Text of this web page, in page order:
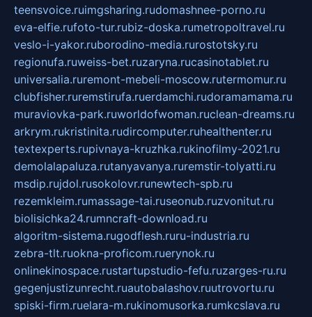
teensvoice.ruimgsharing.rudomashnee-porno.ru
eva-elfie.rufoto-tur.rubiz-doska.rumetropoltravel.ru
veslo-i-yakor.ruborodino-media.rurostotsky.ru
regionufa.ruweiss-bet.ruzaryna.rucasinotablet.ru
universalia.ruremont-mebeli-moscow.rutermomur.ru
clubfisher.ruremstirufa.ruerdamchi.rudoramamama.ru
muraviovka-park.ruworldofwoman.ruclean-dreams.ru
arkrym.rukristinita.rudircomputer.ruhealthenter.ru
textexperts.rupivnaya-kruzhka.rukinofilmy-2021.ru
demolalapaluza.rutanyavanya.ruremstir-tolyatti.ru
msdip.rujdol.rusokolovr.runewtech-spb.ru
rezemkleim.rumassage-tai.ruseonub.ruzvonitut.ru
biolisichka24.rumncraft-download.ru
algoritm-sistema.rugodflesh.ruru-industria.ru
zebra-tlt.ruokna-proficom.ruerynok.ru
onlinekinospace.rustartupstudio-fefu.ruzarges-ru.ru
gegenjustizunrecht.ruautobalashov.ruutrovortu.ru
spiski-firm.ruelara-m.rukinomusorka.rumkcslava.ru